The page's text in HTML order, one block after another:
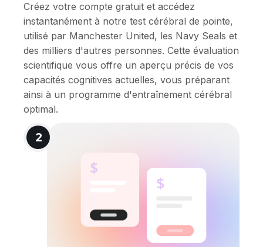
Créez votre compte gratuit et accédez
instantanément à notre test cérébral de pointe,
utilisé par Manchester United, les Navy Seals et
des milliers d'autres personnes. Cette évaluation
scientifique vous offre un aperçu précis de vos
capacités cognitives actuelles, vous préparant
ainsi à un programme d'entraînement cérébral
optimal.
2